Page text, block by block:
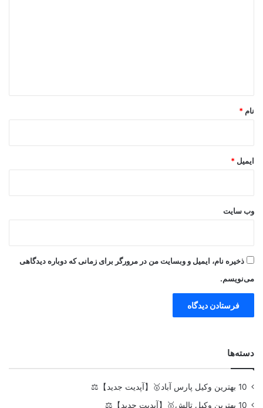
نام *
ایمیل *
وب‌ سایت
ذخیره نام، ایمیل و وبسایت من در مرورگر برای زمانی که دوباره دیدگاهی
می‌نویسم.
دسته‌ها
10 بهترین وکیل پارس آباد🥇【آپدیت جدید】⚖️
10 بهترین وکیل تالش🥇【آپدیت جدید】⚖️